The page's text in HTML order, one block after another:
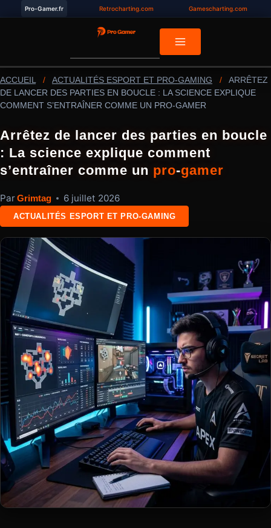
Pro-Gamer.fr Retrocharting.com Gamescharting.com
ACCUEIL / ACTUALITÉS ESPORT ET PRO-GAMING /
ARRÊTEZ
DE LANCER DES PARTIES EN BOUCLE : LA SCIENCE EXPLIQUE
COMMENT S’ENTRAÎNER COMME UN PRO-GAMER
Arrêtez de lancer des parties en boucle
: La science explique comment
s’entraîner comme un pro-gamer
ParGrimtag 6 juillet 2026
ACTUALITÉS ESPORT ET PRO-GAMING